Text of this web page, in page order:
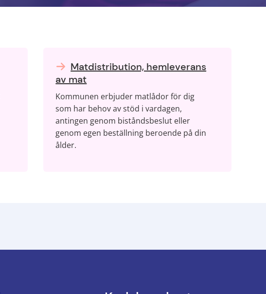
Matdistribution, hemleverans
av mat
Kommunen erbjuder matlådor för dig
som har behov av stöd i vardagen,
antingen genom biståndsbeslut eller
genom egen beställning beroende på din
ålder.